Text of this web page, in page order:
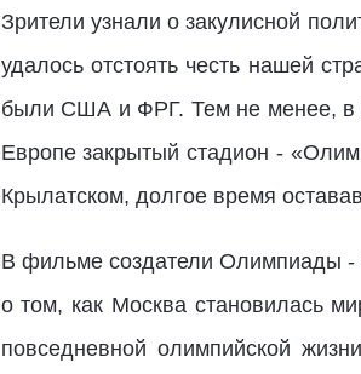
Зрители узнали о закулисной
удалось отстоять честь нашей
были США и ФРГ. Тем не менее, в
Европе закрытый стадион -
Крылатском, долгое время
В фильме создатели Олимпиады -
о том, как Москва становилась
повседневной олимпийской